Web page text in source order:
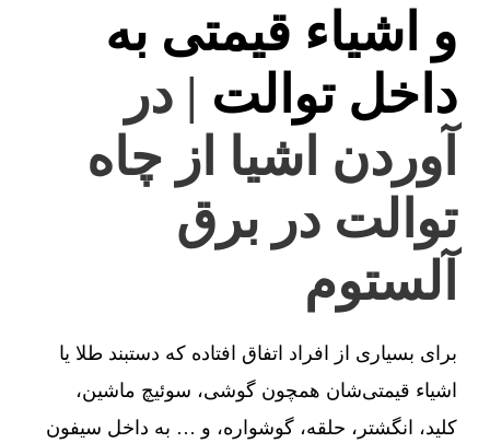
و اشیاء قیمتی به
داخل توالت | در
آوردن اشیا از چاه
توالت در برق
آلستوم
برای بسیاری از افراد اتفاق افتاده که دستبند طلا یا
اشیاء قیمتی‌شان همچون گوشی، سوئیچ ماشین،
کلید، انگشتر، حلقه، گوشواره، و … به داخل سیفون